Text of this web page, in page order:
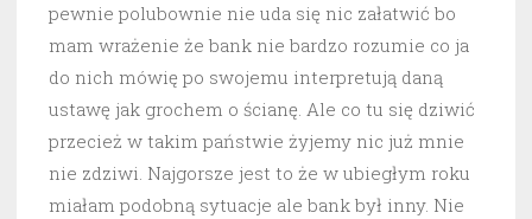
pewnie polubownie nie uda się nic załatwić bo
mam wrażenie że bank nie bardzo rozumie co ja
do nich mówię po swojemu interpretują daną
ustawę jak grochem o ścianę. Ale co tu się dziwić
przecież w takim państwie żyjemy nic już mnie
nie zdziwi. Najgorsze jest to że w ubiegłym roku
miałam podobną sytuacje ale bank był inny. Nie